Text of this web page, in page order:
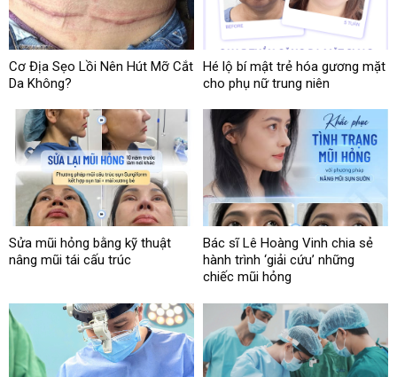
Cơ Địa Sẹo Lồi Nên Hút Mỡ Cắt
Da Không?
Hé lộ bí mật trẻ hóa gương mặt
cho phụ nữ trung niên
Sửa mũi hỏng bằng kỹ thuật
nâng mũi tái cấu trúc
Bác sĩ Lê Hoàng Vinh chia sẻ
hành trình ‘giải cứu’ những
chiếc mũi hỏng